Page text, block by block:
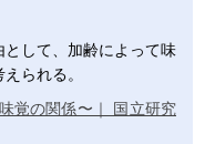
して、加齢によって味
られる。
覚の関係〜｜ 国立研究